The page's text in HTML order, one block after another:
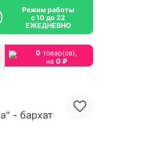
Режим работы
с 10 до 22
ЕЖЕДНЕВНО
0 товар(ов),
на 0 ₽
- бархат